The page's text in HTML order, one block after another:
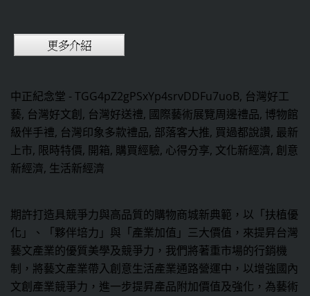
中正紀念堂 - TGG4pZ2gPSxYp4srvDDFu7uoB, 台灣好工
藝, 台灣好文創, 台灣好送禮, 國際藝術展覽周邊禮品, 博物館
級伴手禮, 台灣印象多款禮品, 部落客大推, 買過都說讚, 最新
上市, 限時特價, 開箱, 購買經驗, 心得分享, 文化新經濟, 創意
新經濟, 生活新經濟
期許打造具競爭力與高品質的購物商城新典範，以「扶植優
化」、「夥伴培力」與「產業加值」三大價值，來提昇台灣
藝文產業的優質美學及競爭力，我們將著重市場的行銷機
制，將藝文產業帶入創意生活產業通路營運中，以增強國內
文創產業競爭力，進一步提昇產品附加價值及強化，為藝術